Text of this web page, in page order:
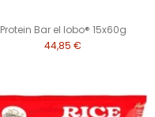
Protein Bar el lobo® 15x60g
44,85 €